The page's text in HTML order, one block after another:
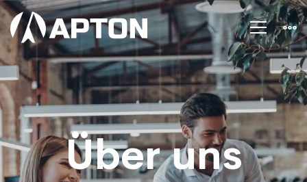
Über
uns
Über uns